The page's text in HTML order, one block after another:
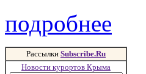
подробнее
Рассылки Subscribe.Ru
Новости курортов Крыма